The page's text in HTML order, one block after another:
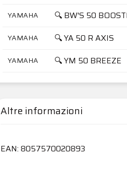
YAMAHA 🔍 BW'S 50
YAMAHA 🔍 YA 50 R AXIS
YAMAHA 🔍 YM 50 BREEZE
Altre informazioni
EAN: 8057570020893